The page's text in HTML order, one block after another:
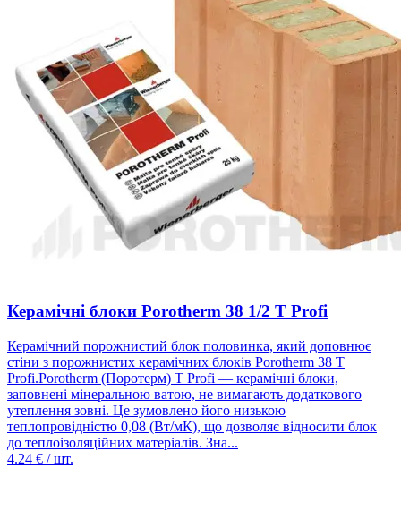
Керамічні блоки Porotherm 38 1/2 T Profi
Керамічний порожнистий блок половинка, який доповнює
стіни з порожнистих керамічних блоків Porotherm 38 T
Profi.Porotherm (Поротерм) T Profi — керамічні блоки,
заповнені мінеральною ватою, не вимагають додаткового
утеплення зовні. Це зумовлено його низькою
теплопровідністю 0,08 (Вт/мК), що дозволяє відносити блок
до теплоізоляційних матеріалів. Зна...
4.24 € / шт.